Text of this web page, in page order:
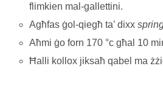
flimkien mal-gallettini.
Agħfas ġol-qiegħ ta’ dixx
Aħmi ġo forn 170 °c għal 10
Ħalli kollox jiksaħ qabel ma